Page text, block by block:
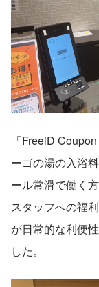
「FreeiD
ーゴの湯の入浴
ール常滑で働く
スタッフへの福
が日常的な利便
した。